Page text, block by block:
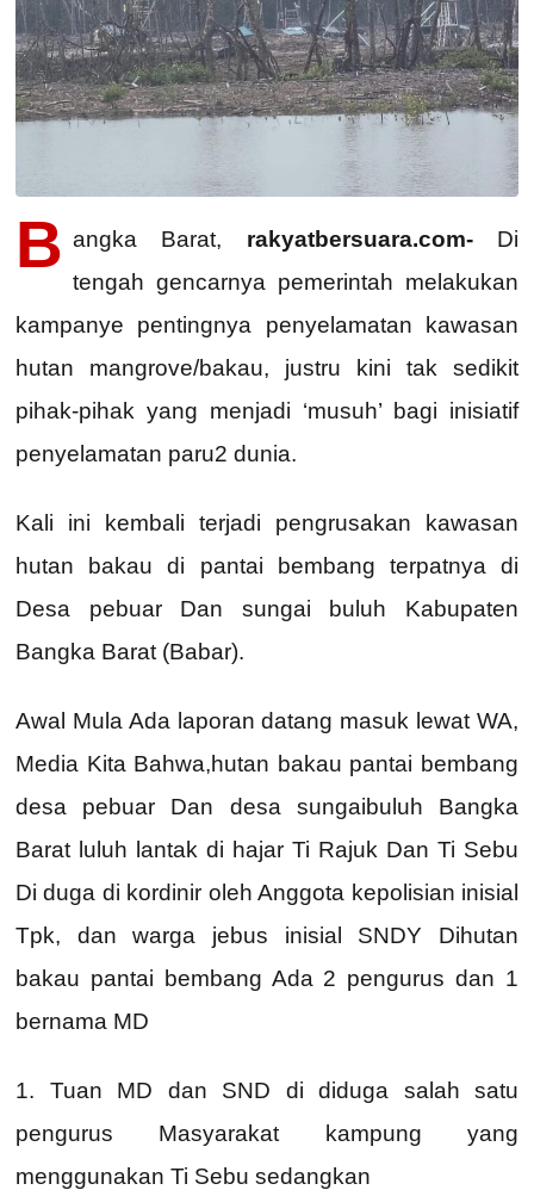
B angka Barat, rakyatbersuara.com-Di
tengah gencarnya pemerintah melakukan
kampanye pentingnya penyelamatan kawasan
hutan mangrove/bakau, justru kini tak sedikit
pihak-pihak yang menjadi ‘musuh’ bagi inisiatif
penyelamatan paru2 dunia.
Kali ini kembali terjadi pengrusakan kawasan
hutan bakau di pantai bembang terpatnya di
Desa pebuar Dan sungai buluh Kabupaten
Bangka Barat (Babar).
Awal Mula Ada laporan datang masuk lewat WA,
Media Kita Bahwa,hutan bakau pantai bembang
desa pebuar Dan desa sungaibuluh Bangka
Barat luluh lantak di hajar Ti Rajuk Dan Ti Sebu
Di duga di kordinir oleh Anggota kepolisian inisial
Tpk, dan warga jebus inisial SNDY Dihutan
bakau pantai bembang Ada 2 pengurus dan 1
bernama MD
1. Tuan MD dan SND di diduga salah satu
pengurus Masyarakat kampung yang
menggunakan Ti Sebu sedangkan